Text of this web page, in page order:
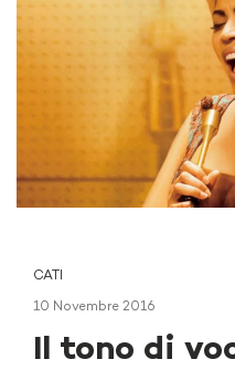
CATI
10 Novembre 2016
Il tono di